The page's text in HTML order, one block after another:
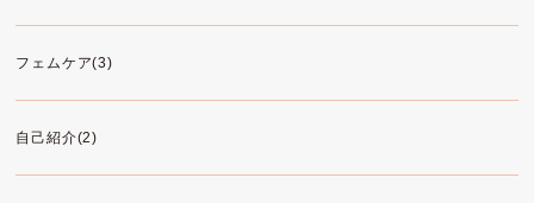
フェムケア(3)
自己紹介(2)